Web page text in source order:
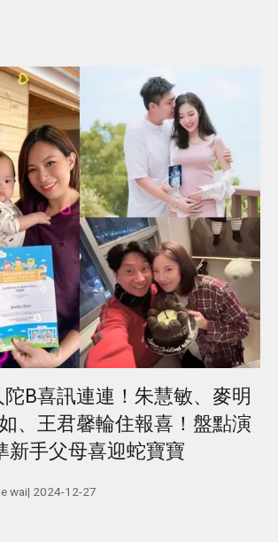
B喜訊連連！朱慧敏、麥明
、王君馨輪住報喜！盤點演
新手父母喜迎蛇寶寶
wai| 2024-12-27